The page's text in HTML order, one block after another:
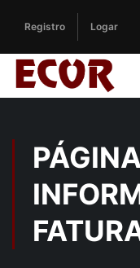
Registro Logar